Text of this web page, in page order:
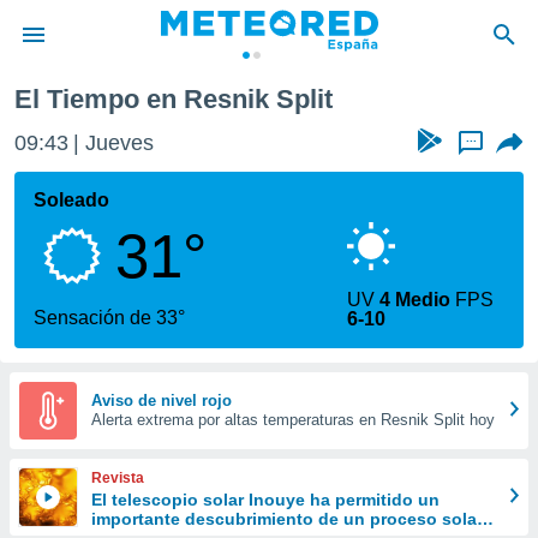
de
por
que se
calidad.
a este
las
y
forma
digital
basada
El Tiempo en Resnik Split
09:43 Jueves ...
Soleado
31°
Sensación de 33°
UV4 Medio FPS
6-10
Aviso de nivel rojo
Alerta extrema por altas temperaturas en Resnik Split hoy
Revista
El telescopio solar Inouye ha permitido un
importante descubrimiento de un proceso solar